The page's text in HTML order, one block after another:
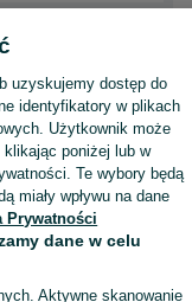
zewnętrzne
Drzwi
Wyświetlenia:
Wyślij wiadomość
uzyskujemy dostęp do
identyfikatory w plikach
Użytkownik może
poniżej lub w
Te wybory będą
miały wpływu na dane
Prywatności
dane w celu
Aktywne skanowanie